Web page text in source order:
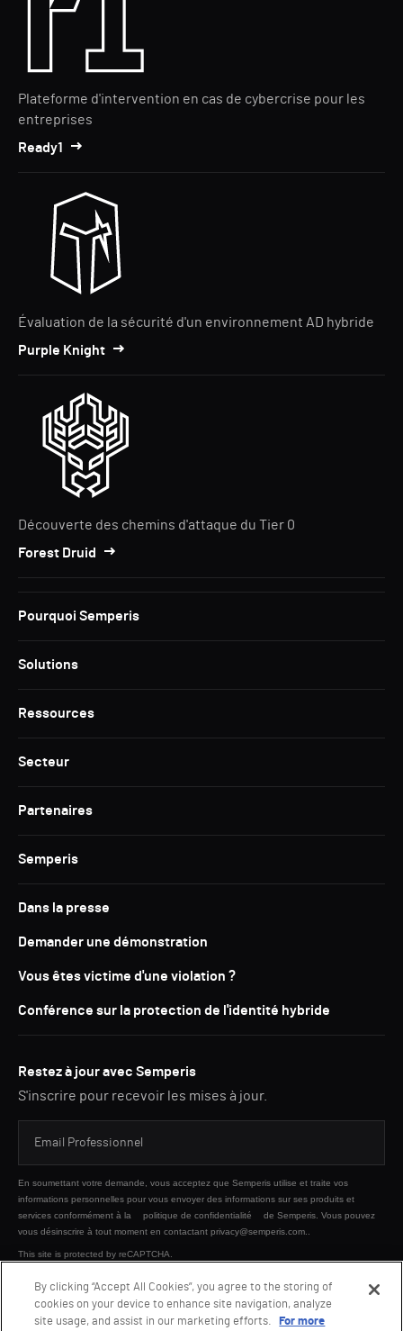
Plateforme d'intervention en cas de cybercrise pour les
entreprises
Ready1
Évaluation de la sécurité d'un environnement AD hybride
Purple Knight
Découverte des chemins d'attaque du Tier 0
Forest Druid
Pourquoi Semperis
Solutions
Ressources
Secteur
Partenaires
Semperis
Dans la presse
Demander une démonstration
Vous êtes victime d'une violation ?
Conférence sur la protection de l'identité hybride
Restez à jour avec Semperis
S'inscrire pour recevoir les mises à jour.
En soumettant votre demande, vous acceptez que Semperis utilise et traite vos
informations personnelles pour vous envoyer des informations sur ses produits et
services conformément à la
politique de confidentialité
de Semperis. Vous pouvez
vous désinscrire à tout moment en contactant privacy@semperis.com..
This site is protected by reCAPTCHA.
ENVOYER
By clicking “Accept All Cookies”, you agree to the storing of
cookies on your device to enhance site navigation, analyze
site usage, and assist in our marketing efforts.
For more